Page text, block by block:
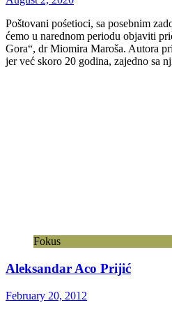
Poštovani pośetioci, sa posebnim
ćemo u narednom periodu objaviti
Gora“, dr Miomira Maroša. Autora
jer već skoro 20 godina, zajedno sa
Fokus
Aleksandar Aco Prijić
February 20, 2012